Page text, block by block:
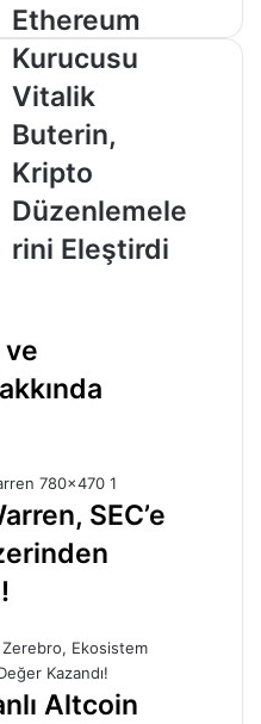
Ethereum
Kurucusu
Vitalik
Buterin,
Kripto
Düzenlemelerini
Eleştirdi
Ethereum
Kurucusu
Vitalik
Buterin,
Kripto
Düzenlemele
rini Eleştirdi
ve
SEC’e
Altcoin